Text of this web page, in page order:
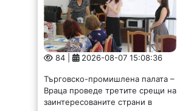
84 | 2026-08-07 15:08:36
Търговско-промишлена палата –
Враца проведе третите срещи на
заинтересованите страни в